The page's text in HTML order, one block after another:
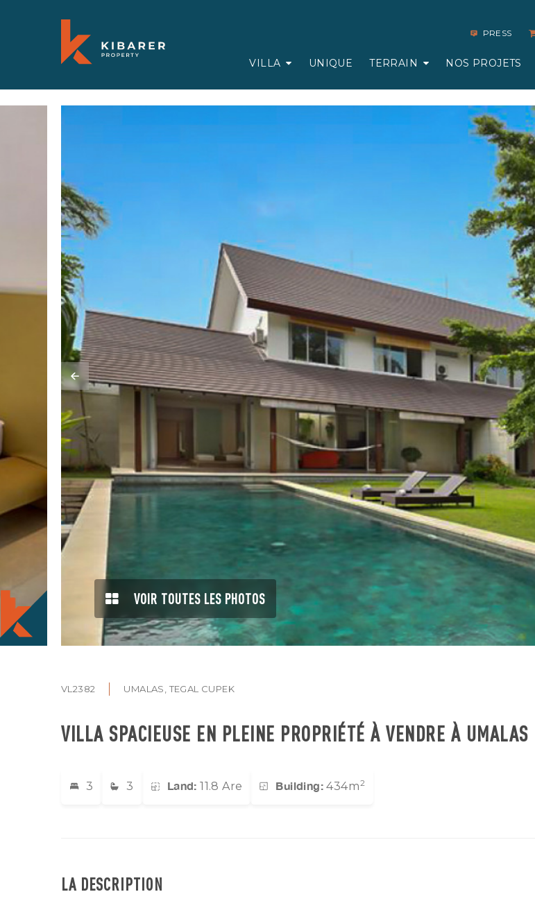
PRESS
VILLA UNIQUE TERRAIN NOS PROJETS
VOIR TOUTES LES PHOTOS
VL2382 UMALAS, TEGAL CUPEK
VILLA SPACIEUSE EN PLEINE PROPRIÉTÉ À VENDRE À UMALAS
3 3 Land: 11.8 Are Building: 434m2
LA DESCRIPTION